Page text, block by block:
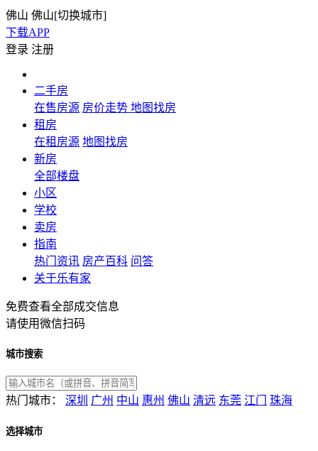
佛山 佛山[切换城市]
下载APP
登录 注册
二手房
在售房源 房价走势 地图找房
租房
在租房源 地图找房
新房
全部楼盘
小区
学校
卖房
指南
热门资讯 房产百科 问答
关于乐有家
免费查看全部成交信息
请使用微信扫码
城市搜索
热门城市： 深圳 广州 中山 惠州 佛山 清远 东莞 江门 珠海
选择城市